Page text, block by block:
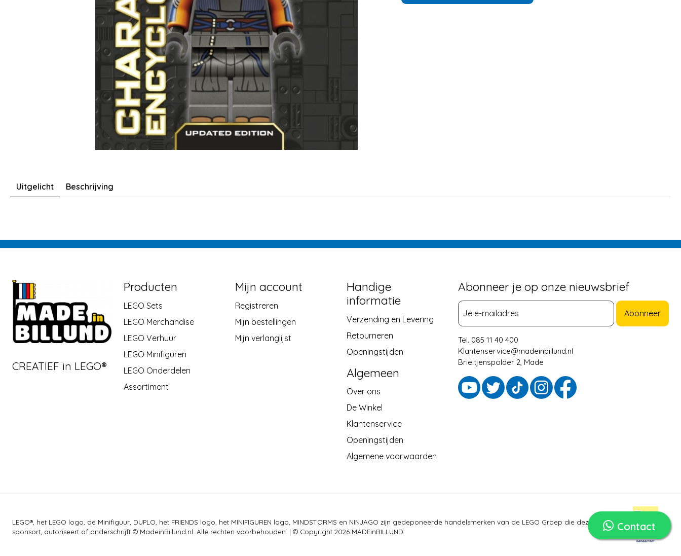
Uitgelicht Beschrijving
Contact
CREATIEF in LEGO®
Producten
LEGO Sets
LEGO Merchandise
LEGO Verhuur
LEGO Minifiguren
LEGO Onderdelen
Assortiment
Mijn account
Registreren
Mijn bestellingen
Mijn verlanglijst
Handige
informatie
Verzending en Levering
Retourneren
Openingstijden
Algemeen
Over ons
De Winkel
Klantenservice
Openingstijden
Algemene voorwaarden
Abonneer je op onze nieuwsbrief
Abonneer
Tel. 085 11 40 400
Klantenservice@madeinbillund.nl
Brieltjenspolder 2, Made
LEGO®, het LEGO logo, de Minifiguur, DUPLO, het FRIENDS logo, het MINIFIGUREN logo, MINDSTORMS en NINJAGO zijn gedeponeerde handelsmerken van de LEGO Groep die deze site niet
sponsort, autoriseert of onderschrijft © MadeinBillund.nl. Alle rechten voorbehouden. | © Copyright 2026 MADEinBILLUND